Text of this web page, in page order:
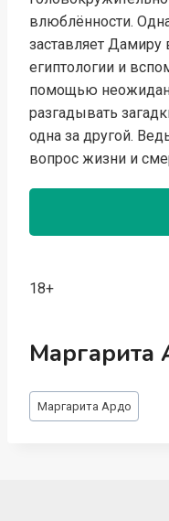
влюблённости.
заставляет Дамиру
египтологии и
помощью
разгадывать
одна за другой.
вопрос жизни и
18+
Маргарита
Метки
записи:
Маргарита Ардо